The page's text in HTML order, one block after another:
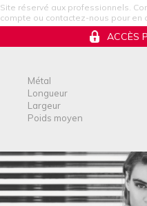
Site réservé aux professionnels.
compte ou contactez-nous pour en
ACCÈS
Métal
Longueur
Largeur
Poids moyen